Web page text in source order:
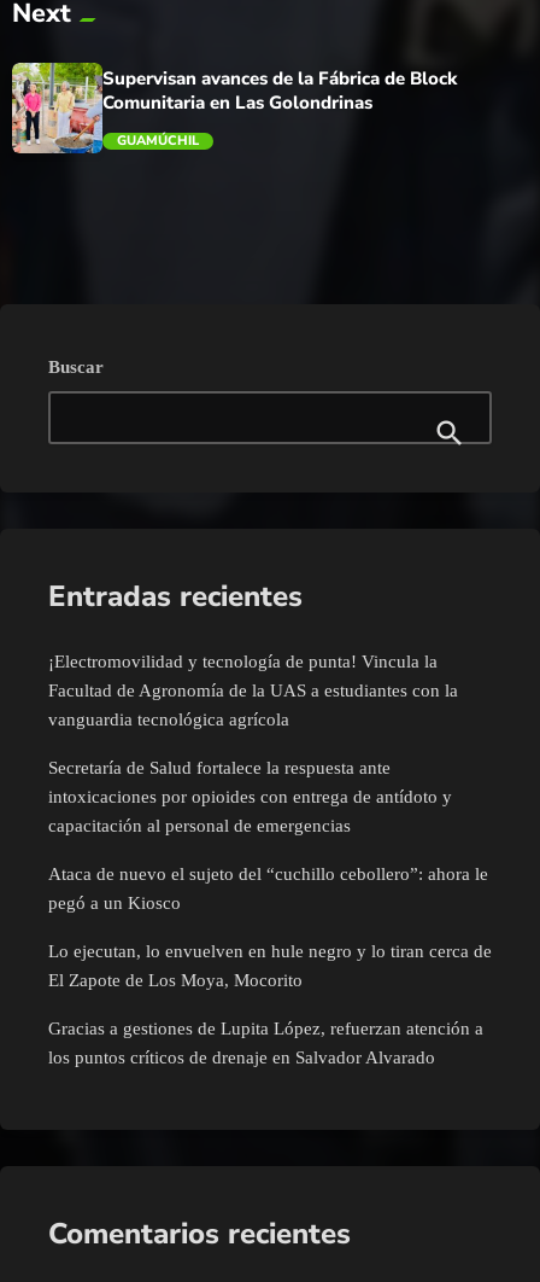
trending_flat
Next
Supervisan avances de la Fábrica de Block
Comunitaria en Las Golondrinas
GUAMÚCHIL
Buscar
Entradas recientes
¡Electromovilidad y tecnología de punta! Vincula la
Facultad de Agronomía de la UAS a estudiantes con la
vanguardia tecnológica agrícola
Secretaría de Salud fortalece la respuesta ante
intoxicaciones por opioides con entrega de antídoto y
capacitación al personal de emergencias
Ataca de nuevo el sujeto del “cuchillo cebollero”: ahora le
pegó a un Kiosco
Lo ejecutan, lo envuelven en hule negro y lo tiran cerca de
El Zapote de Los Moya, Mocorito
Gracias a gestiones de Lupita López, refuerzan atención a
los puntos críticos de drenaje en Salvador Alvarado
Comentarios recientes